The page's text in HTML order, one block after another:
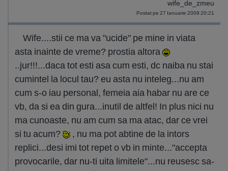
wife_de_zmeu
Postat pe 27 Ianuarie 2009 20:21
Wife....stii ce ma va "ucide" pe mine in viata
asta inainte de vreme? prostia altora
..jur!!!...daca tot esti asa cum esti, dc naiba nu stai
cumintel la locul tau? eu asta nu inteleg...nu am
cum s-o iau personal, femeia aia habar nu are ce
vb, da si ea din gura...inutil de altfel! In plus nici nu
ma cunoaste, nu am cum sa ma atac, dar ce vrei
si tu acum?
, nu ma pot abtine de la intors
replici...desi imi tot repet o vb in minte..."accepta
provocarile, dar nu-ti uita limitele"...nu reusesc sa-